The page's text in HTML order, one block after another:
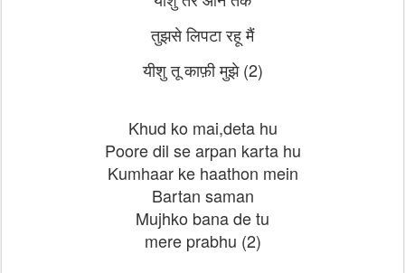
तुझसे लिपटा रहू मैं
यीशु तू काफ़ी मुझे (2)
Khud ko mai,deta hu
Poore dil se arpan karta hu
Kumhaar ke haathon mein
Bartan saman
Mujhko bana de tu
mere prabhu (2)